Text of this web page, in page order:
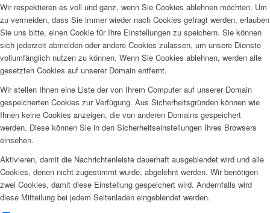
Wir respektieren es voll und ganz, wenn Sie Cookies ablehnen möchten. Um
zu vermeiden, dass Sie immer wieder nach Cookies gefragt werden, erlauben
Sie uns bitte, einen Cookie für Ihre Einstellungen zu speichern. Sie können
sich jederzeit abmelden oder andere Cookies zulassen, um unsere Dienste
vollumfänglich nutzen zu können. Wenn Sie Cookies ablehnen, werden alle
gesetzten Cookies auf unserer Domain entfernt.
Wir stellen Ihnen eine Liste der von Ihrem Computer auf unserer Domain
gespeicherten Cookies zur Verfügung. Aus Sicherheitsgründen können wie
Ihnen keine Cookies anzeigen, die von anderen Domains gespeichert
werden. Diese können Sie in den Sicherheitseinstellungen Ihres Browsers
einsehen.
Aktivieren, damit die Nachrichtenleiste dauerhaft ausgeblendet wird und alle
Cookies, denen nicht zugestimmt wurde, abgelehnt werden. Wir benötigen
zwei Cookies, damit diese Einstellung gespeichert wird. Andernfalls wird
diese Mitteilung bei jedem Seitenladen eingeblendet werden.